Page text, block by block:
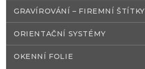
GRAVÍROVÁNÍ – FIREMNÍ ŠTÍTKY
ORIENTAČNÍ SYSTÉMY
OKENNÍ FOLIE